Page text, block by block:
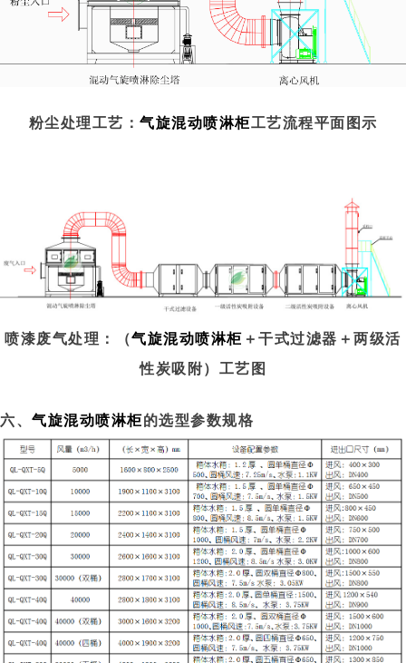
粉尘处理工艺： 气旋混动喷淋柜工艺流程平面图示
喷漆废气处理：（气旋混动喷淋柜 ＋干式过滤器＋两级活
性炭吸附）工艺图
六、 气旋混动喷淋柜的选型参数规格